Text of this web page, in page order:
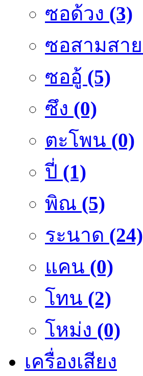
ซอด้วง (3)
ซอสามสาย
ซออู้ (5)
ซึง (0)
ตะโพน (0)
ปี่ (1)
พิณ (5)
ระนาด (24)
แคน (0)
โทน (2)
โหม่ง (0)
เครื่องเสียง